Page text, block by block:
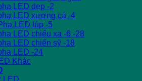
LED dẹp -2
LED xương cá -4
LED lúp -5
LED chiếu xa -6 -28
LED chiến sỹ -18
LED -24
Khác
LED